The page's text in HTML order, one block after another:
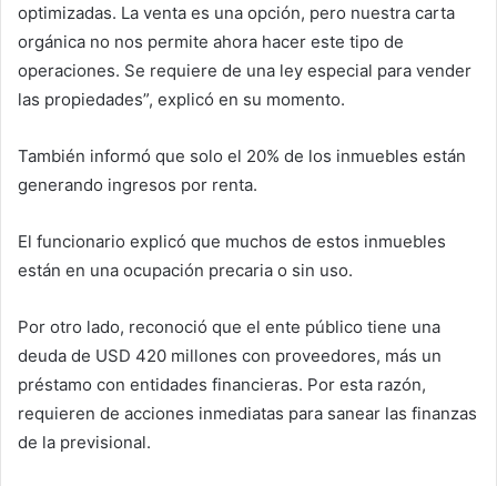
optimizadas. La venta es una opción, pero nuestra carta
orgánica no nos permite ahora hacer este tipo de
operaciones. Se requiere de una ley especial para vender
las propiedades”, explicó en su momento.
También informó que solo el 20% de los inmuebles están
generando ingresos por renta.
El funcionario explicó que muchos de estos inmuebles
están en una ocupación precaria o sin uso.
Por otro lado, reconoció que el ente público tiene una
deuda de USD 420 millones con proveedores, más un
préstamo con entidades financieras. Por esta razón,
requieren de acciones inmediatas para sanear las finanzas
de la previsional.